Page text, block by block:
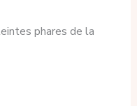
phares de la